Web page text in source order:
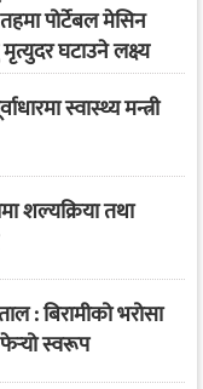
पोर्टेबल मेसिन
घटाउने लक्ष्य
स्वास्थ्य मन्त्री
शल्यक्रिया तथा
: बिरामीको भरोसा
स्वरूप